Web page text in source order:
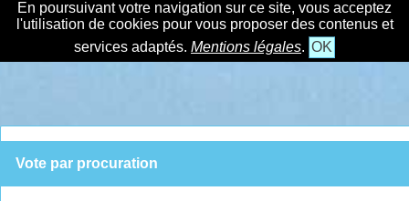
En poursuivant votre navigation sur ce site, vous acceptez
l'utilisation de cookies pour vous proposer des contenus et
services adaptés. Mentions légales. OK
Vote par procuration